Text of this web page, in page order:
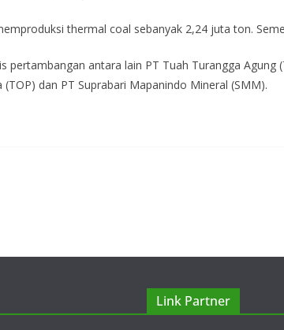
thermal coal sebanyak 2,24 juta ton.
pertambangan antara lain PT Tuah Turangga
dan PT Suprabari Mapanindo Mineral (SMM).
dan peledakan,
tambang
Link Partner